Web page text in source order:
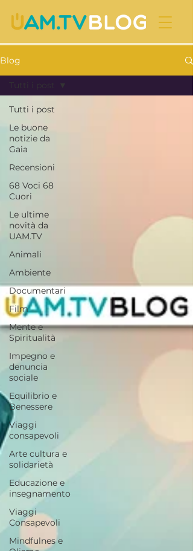
Blog
Tutti i post
Le buone
notizie da
Gaia
Recensioni
68 Voci 68
Cuori
Le ultime
novità da
UAM.TV
Animali
Ambiente
Documentari
Film
Mente e
Spiritualità
Impegno e
denuncia
sociale
Equilibrio e
Benessere
Viaggi
consapevoli
Arte cultura e
solidarietà
Educazione e
insegnamento
Viaggi
Consapevoli
Mindfulnes e
Tutti i post